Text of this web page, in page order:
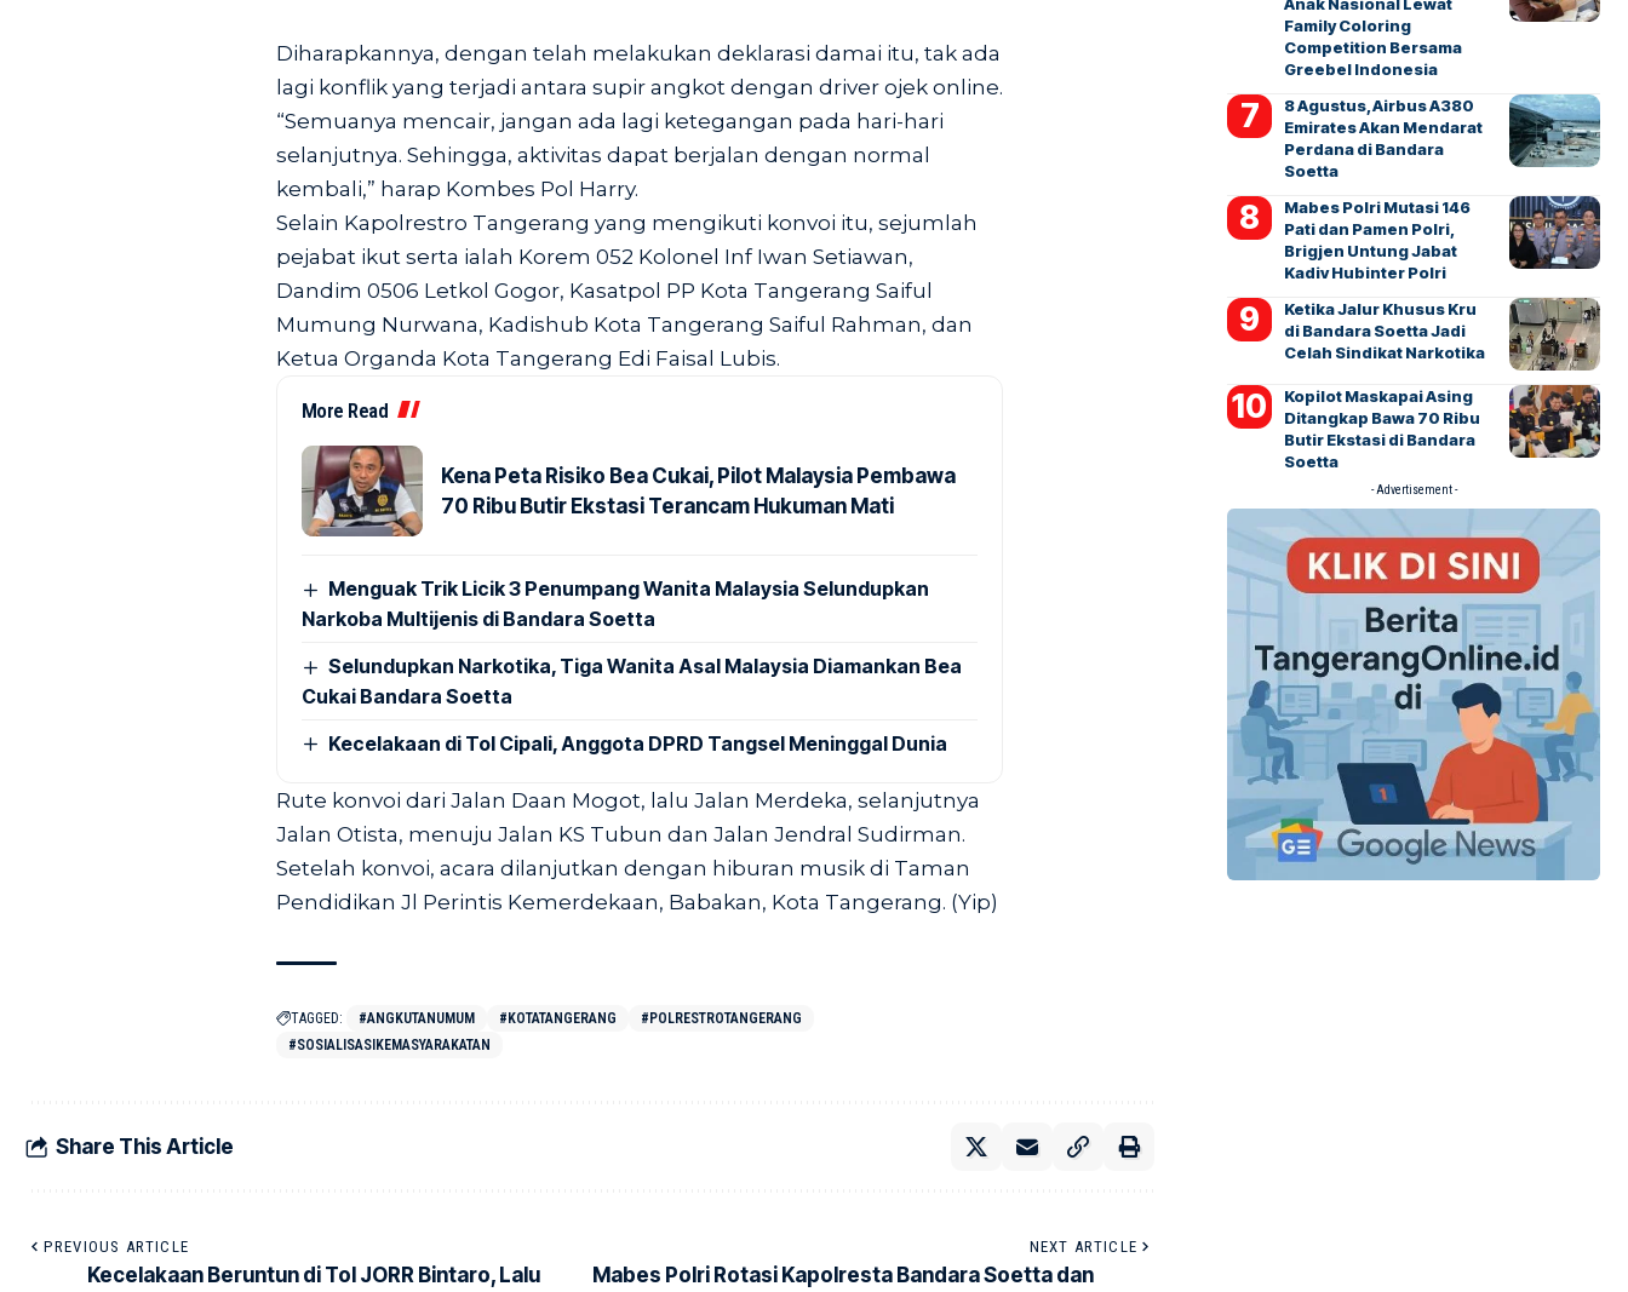
Diharapkannya, dengan telah melakukan deklarasi damai itu, tak ada
lagi konflik yang terjadi antara supir angkot dengan driver ojek online.
“Semuanya mencair, jangan ada lagi ketegangan pada hari-hari
selanjutnya. Sehingga, aktivitas dapat berjalan dengan normal
kembali,” harap Kombes Pol Harry.
Selain Kapolrestro Tangerang yang mengikuti konvoi itu, sejumlah
pejabat ikut serta ialah Korem 052 Kolonel Inf Iwan Setiawan,
Dandim 0506 Letkol Gogor, Kasatpol PP Kota Tangerang Saiful
Mumung Nurwana, Kadishub Kota Tangerang Saiful Rahman, dan
Ketua Organda Kota Tangerang Edi Faisal Lubis.
More Read
Kena Peta Risiko Bea Cukai, Pilot Malaysia Pembawa
70 Ribu Butir Ekstasi Terancam Hukuman Mati
Menguak Trik Licik 3 Penumpang Wanita Malaysia Selundupkan
Narkoba Multijenis di Bandara Soetta
Selundupkan Narkotika, Tiga Wanita Asal Malaysia Diamankan Bea
Cukai Bandara Soetta
Kecelakaan di Tol Cipali, Anggota DPRD Tangsel Meninggal Dunia
Rute konvoi dari Jalan Daan Mogot, lalu Jalan Merdeka, selanjutnya
Jalan Otista, menuju Jalan KS Tubun dan Jalan Jendral Sudirman.
Setelah konvoi, acara dilanjutkan dengan hiburan musik di Taman
Pendidikan Jl Perintis Kemerdekaan, Babakan, Kota Tangerang. (Yip)
TAGGED: #ANGKUTANUMUM #KOTATANGERANG
#POLRESTROTANGERANG
#SOSIALISASIKEMASYARAKATAN
Share This Article
PREVIOUS ARTICLE
Kecelakaan Beruntun di Tol JORR Bintaro, Lalu
NEXT ARTICLE
Mabes Polri Rotasi Kapolresta Bandara Soetta dan
Family Coloring
Competition Bersama
Greebel Indonesia
8 Agustus, Airbus A380
Emirates Akan Mendarat
Perdana di Bandara
Soetta
Mabes Polri Mutasi 146
Pati dan Pamen Polri,
Brigjen Untung Jabat
Kadiv Hubinter Polri
Ketika Jalur Khusus Kru
di Bandara Soetta Jadi
Celah Sindikat Narkotika
Kopilot Maskapai Asing
Ditangkap Bawa 70 Ribu
Butir Ekstasi di Bandara
Soetta
- Advertisement -